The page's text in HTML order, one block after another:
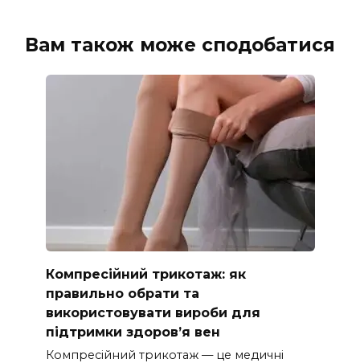
Вам також може сподобатися
Компресійний трикотаж: як
правильно обрати та
використовувати вироби для
підтримки здоров’я вен
Компресійний трикотаж — це медичні